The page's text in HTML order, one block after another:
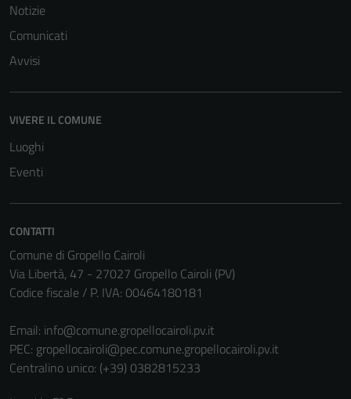
Notizie
Comunicati
Avvisi
VIVERE IL COMUNE
Luoghi
Eventi
CONTATTI
Comune di Gropello Cairoli
Via Libertà, 47 - 27027 Gropello Cairoli (PV)
Codice fiscale / P. IVA: 00464180181
Email: info@comune.gropellocairoli.pv.it
PEC: gropellocairoli@pec.comune.gropellocairoli.pv.it
Centralino unico: (+39) 0382815233